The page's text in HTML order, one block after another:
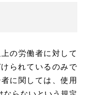
の労働者に対して
られているのみで
に関しては、使用